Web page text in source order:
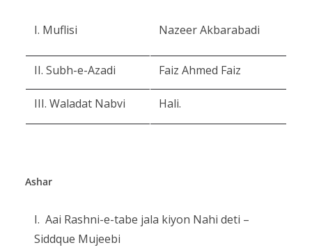
I. Muflisi Nazeer Akbarabadi
II. Subh-e-Azadi Faiz Ahmed Faiz
III. Waladat Nabvi Hali.
Ashar
I. Aai Rashni-e-tabe jala kiyon Nahi deti –
Siddque Mujeebi